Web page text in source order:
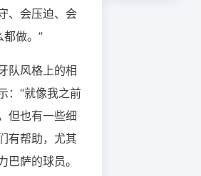
、会压迫、会
做。”
队风格上的相
：“就像我之前
但也有一些细
有帮助，尤其
巴萨的球员。